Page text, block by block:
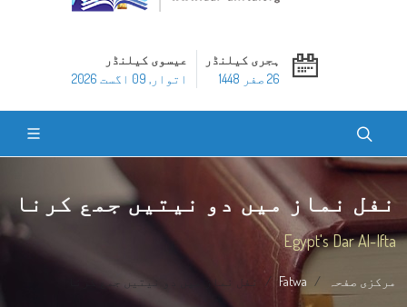
ہجری کیلنڈر
26 صفر 1448
عیسوی کیلنڈر
اتوار, 09 اگست 2026
نفل نماز میں دو نیتیں جمع کرنا
Egypt's Dar Al-Ifta
مرکزی صفحہ Fatwa نفل نماز میں دو نیتیں جمع کرنا